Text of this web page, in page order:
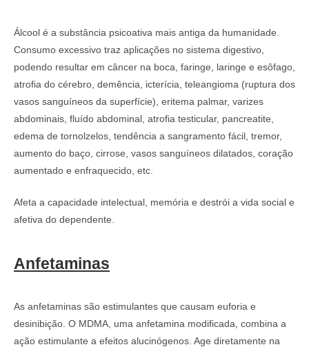
Álcool é a substância psicoativa mais antiga da humanidade.
Consumo excessivo traz aplicações no sistema digestivo,
podendo resultar em câncer na boca, faringe, laringe e esôfago,
atrofia do cérebro, demência, icterícia, teleangioma (ruptura dos
vasos sanguíneos da superfície), eritema palmar, varizes
abdominais, fluído abdominal, atrofia testicular, pancreatite,
edema de tornolzelos, tendência a sangramento fácil, tremor,
aumento do baço, cirrose, vasos sanguíneos dilatados, coração
aumentado e enfraquecido, etc.
Afeta a capacidade intelectual, memória e destrói a vida social e
afetiva do dependente.
Anfetaminas
As anfetaminas são estimulantes que causam euforia e
desinibição. O MDMA, uma anfetamina modificada, combina a
ação estimulante a efeitos alucinógenos. Age diretamente na